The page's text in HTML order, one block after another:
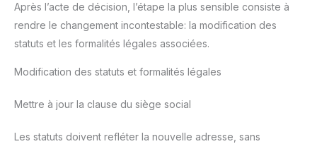
Après l’acte de décision, l’étape la plus sensible consiste à
rendre le changement incontestable: la modification des
statuts et les formalités légales associées.
Modification des statuts et formalités légales
Mettre à jour la clause du siège social
Les statuts doivent refléter la nouvelle adresse, sans